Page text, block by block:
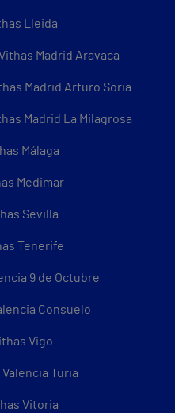
Lleida
Madrid Aravaca
Madrid Arturo Soria
Madrid La Milagrosa
Málaga
Medimar
Sevilla
Tenerife
9 de Octubre
Consuelo
Vigo
Turia
Vitoria